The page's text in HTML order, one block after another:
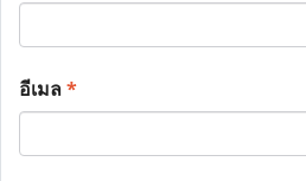
อีเมล*